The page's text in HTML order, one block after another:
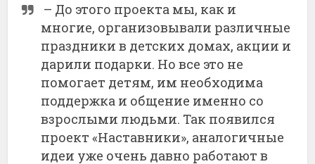
– До этого проекта мы, как и
многие, организовывали различные
праздники в детских домах, акции и
дарили подарки. Но все это не
помогает детям, им необходима
поддержка и общение именно со
взрослыми людьми. Так появился
проект «Наставники», аналогичные
идеи уже очень давно работают в